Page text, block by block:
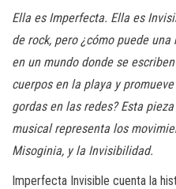
Ella es Imperfecta. Ella es
de rock, pero ¿cómo puede
en un mundo donde se
cuerpos en la playa y
gordas en las redes? Esta
musical representa los
Misoginia, y la Invisibilidad.
Imperfecta Invisible cuenta la